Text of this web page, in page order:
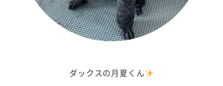
ダックスの月夏くん